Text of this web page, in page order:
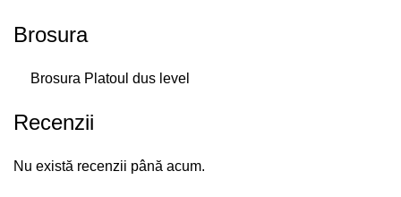
Brosura
Brosura Platoul dus level
Recenzii
Nu există recenzii până acum.